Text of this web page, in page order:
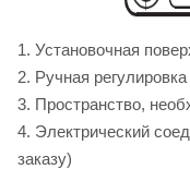
1. Установочная
2. Ручная регулировка
3. Пространство,
4. Электрический
заказу)